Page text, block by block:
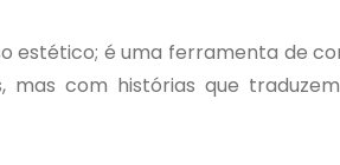
é uma ferramenta de
com histórias que